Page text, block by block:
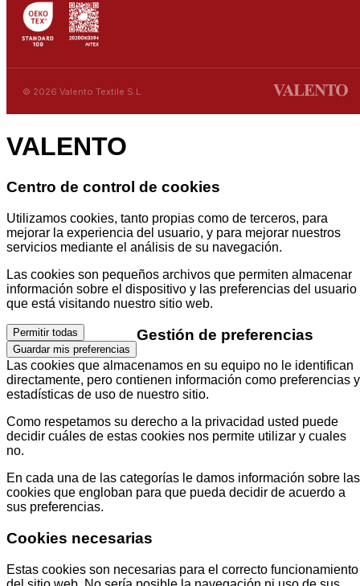
© 2026 Valento Textile S.L.
VALENTO
Centro de control de cookies
Utilizamos cookies, tanto propias como de terceros, para
mejorar la experiencia del usuario, y para mejorar nuestros
servicios mediante el análisis de su navegación.
Las cookies son pequeños archivos que permiten almacenar
información sobre el dispositivo y las preferencias del usuario
que está visitando nuestro sitio web.
Permitir todas
Guardar mis preferencias
Gestión de preferencias
Las cookies que almacenamos en su equipo no le identifican
directamente, pero contienen información como preferencias y
estadísticas de uso de nuestro sitio.
Como respetamos su derecho a la privacidad usted puede
decidir cuáles de estas cookies nos permite utilizar y cuales
no.
En cada una de las categorías le damos información sobre las
cookies que engloban para que pueda decidir de acuerdo a
sus preferencias.
Cookies necesarias
Estas cookies son necesarias para el correcto funcionamiento